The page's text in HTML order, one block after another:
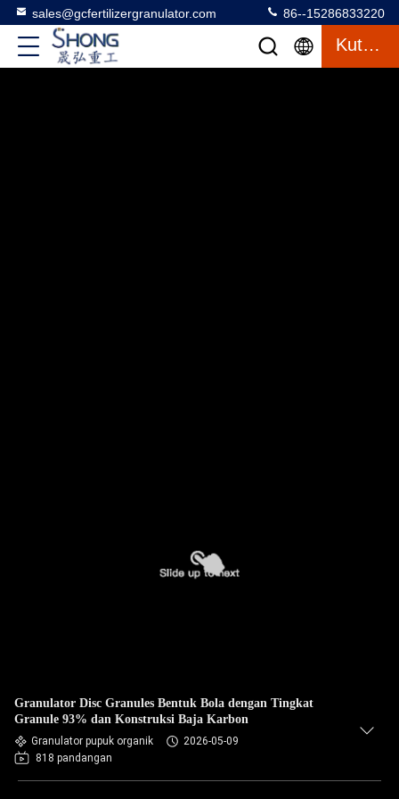
sales@gcfertilizergranulator.com 86--15286833220
Kutipan
Granulator Disc Granules Bentuk Bola dengan Tingkat
Granule 93% dan Konstruksi Baja Karbon
Granulator pupuk organik
2026-05-09
818 pandangan